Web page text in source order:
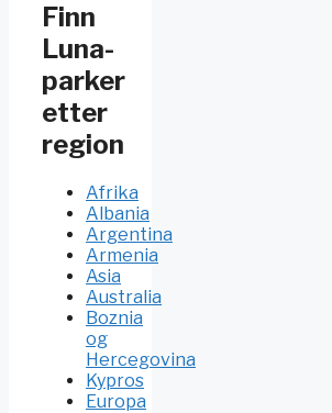
Finn
Luna-
parker
etter
region
Afrika
Albania
Argentina
Armenia
Asia
Australia
Boznia
og
Hercegovina
Kypros
Europa